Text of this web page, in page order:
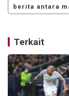
berita antara
Terkait